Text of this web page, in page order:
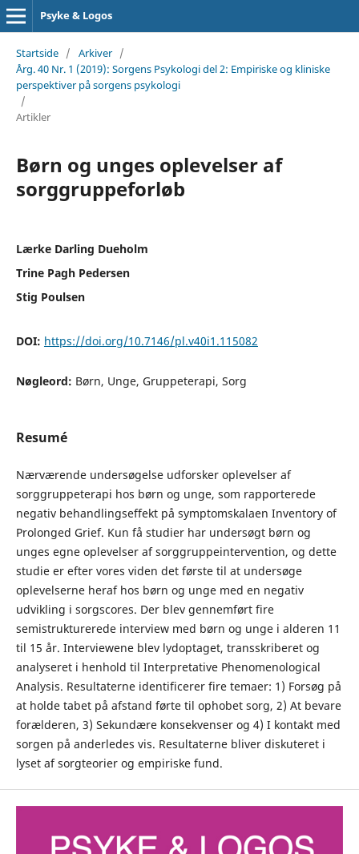
Psyke & Logos
Startside / Arkiver /
Årg. 40 Nr. 1 (2019): Sorgens Psykologi del 2: Empiriske og kliniske
perspektiver på sorgens psykologi
/
Artikler
Børn og unges oplevelser af
sorggruppeforløb
Lærke Darling Dueholm
Trine Pagh Pedersen
Stig Poulsen
DOI: https://doi.org/10.7146/pl.v40i1.115082
Nøgleord: Børn, Unge, Gruppeterapi, Sorg
Resumé
Nærværende undersøgelse udforsker oplevelser af
sorggruppeterapi hos børn og unge, som rapporterede
negativ behandlingseffekt på symptomskalaen Inventory of
Prolonged Grief. Kun få studier har undersøgt børn og
unges egne oplevelser af sorggruppeintervention, og dette
studie er efter vores viden det første til at undersøge
oplevelserne heraf hos børn og unge med en negativ
udvikling i sorgscores. Der blev gennemført fire
semistrukturerede interview med børn og unge i alderen 11
til 15 år. Interviewene blev lydoptaget, transskriberet og
analyseret i henhold til Interpretative Phenomenological
Analysis. Resultaterne identificerer fire temaer: 1) Forsøg på
at holde tabet på afstand førte til ophobet sorg, 2) At bevare
forælderen, 3) Sekundære konsekvenser og 4) I kontakt med
sorgen på anderledes vis. Resultaterne bliver diskuteret i
lyset af sorgteorier og empiriske fund.